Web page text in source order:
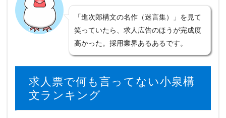
「進次郎構文の名作（迷言集）」を見て
笑っていたら、求人広告のほうが完成度
高かった。採用業界あるあるです。
求人票で何も言ってない小泉構
文ランキング